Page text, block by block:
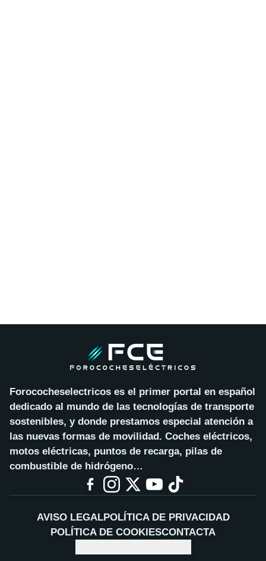
Forococheselectricos es el primer portal en español
dedicado al mundo de las tecnologías de transporte
sostenibles, y donde prestamos especial atención a
las nuevas formas de movilidad. Coches eléctricos,
motos eléctricas, puntos de recarga, pilas de
combustible de hidrógeno…
AVISO LEGALPOLÍTICA DE PRIVACIDAD
POLÍTICA DE COOKIESCONTACTA